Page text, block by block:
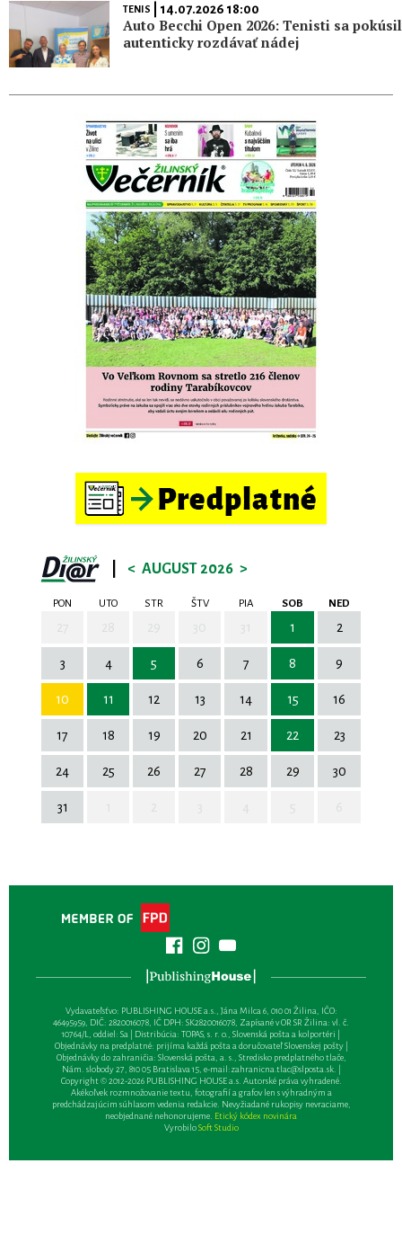
TENIS | 14.07.2026 18:00
Auto Becchi Open 2026: Tenisti sa
autenticky rozdávať nádej
< AUGUST 2026 >
PON UTO STR ŠTV PIA SOB NED
1 2
3 4 5 6 7 8 9
10 11 12 13 14 15 16
17 18 19 20 21 22 23
24 25 26 27 28 29 30
31
Vydavateľsťvo: PUBLISHING HOUSE a.s., Jána Milca 6, 010 01 Žilina, IČO:
46495959, DIČ: 2820016078, IČ DPH: SK2820016078, Zapísané v OR SR Žilina: vl. č.
10764/L, oddiel: Sa | Distribúcia: TOPAS, s. r. o., Slovenská pošta a kolportéri |
Objednávky na predplatné: prijíma každá pošta a doručovateľ Slovenskej pošty |
Objednávky do zahraničia: Slovenská pošta, a. s., Stredisko predplatného tlače,
Nám. slobody 27, 810 05 Bratislava 15, e-mail:zahranicna.tlac@slposta.sk. |
Copyright © 2012-2026 PUBLISHING HOUSE a.s. Autorské práva vyhradené.
Akékoľvek rozmnožovanie textu, fotografií a grafov len s výhradným a
predchádzajúcim súhlasom vedenia redakcie. Nevyžiadané rukopisy nevraciame,
neobjednané nehonorujeme. Etický kódex novinára
VyrobiloSoft Studio